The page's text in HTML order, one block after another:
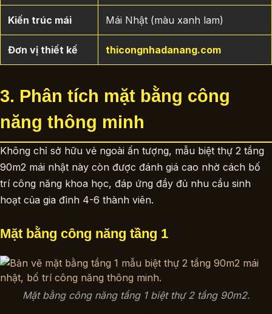
Kiến trúc mái Mái Nhật (màu xanh lam)
Đơn vị thiết kế thicongnhadanang.com
3. Phân tích mặt bằng công
năng thông minh
Không chỉ sở hữu vẻ ngoài ấn tượng, mẫu biệt thự 2 tầng
90m2 mái nhật này còn được đánh giá cao nhờ cách bố
trí công năng khoa học, đáp ứng đầy đủ nhu cầu sinh
hoạt của gia đình 4-6 thành viên.
Mặt bằng công năng tầng 1
Mặt bằng công năng tầng 1 biệt thự 2 tầng 90m2.